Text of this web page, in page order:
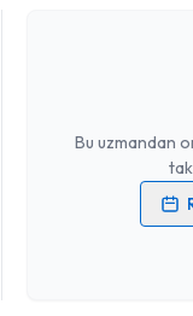
Bu uzmandan
Uzm. Dr. İbrahim Ateş
Kişisel verilerimin